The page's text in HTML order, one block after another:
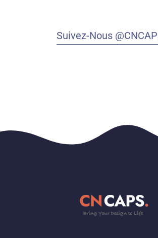
Suivez-Nous